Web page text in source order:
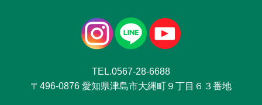
TEL.0567-28-6688
〒496-0876 愛知県津島市大縄町９丁目６３番地